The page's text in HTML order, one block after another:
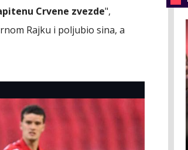
Crvene zvezde",
Rajku i poljubio sina, a